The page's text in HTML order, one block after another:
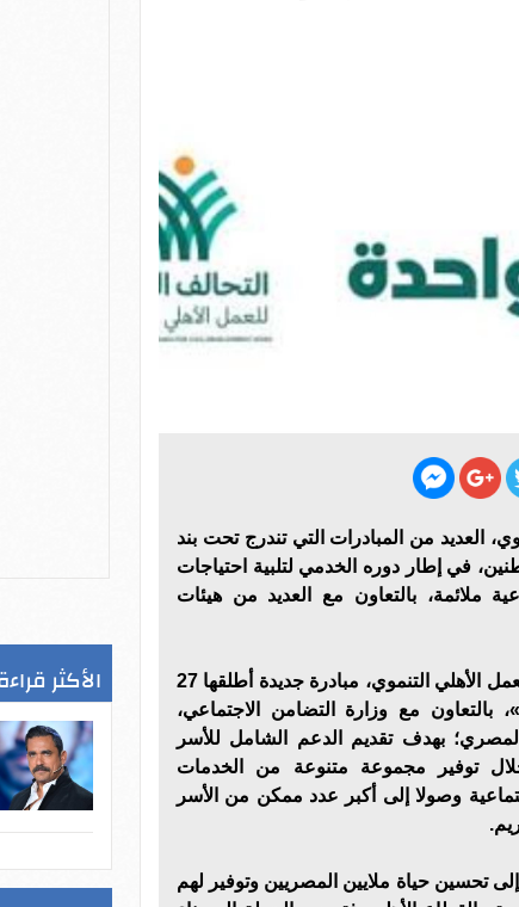
العديد من المبادرات التي تندرج تحت بند
في إطار دوره الخدمي لتلبية احتياجات
ملائمة، بالتعاون مع العديد من هيئات
وفي هذا الصدد، دشن التحالف الوطني للعمل الأهلي التنموي، مبادرة جديدة أطلقها 27
بالتعاون مع وزارة التضامن الاجتماعي،
بهدف تقديم الدعم الشامل للأسر
توفير مجموعة متنوعة من الخدمات
وصولا إلى أكبر عدد ممكن من الأسر
تحسين حياة ملايين المصريين وتوفير لهم
الأكثر